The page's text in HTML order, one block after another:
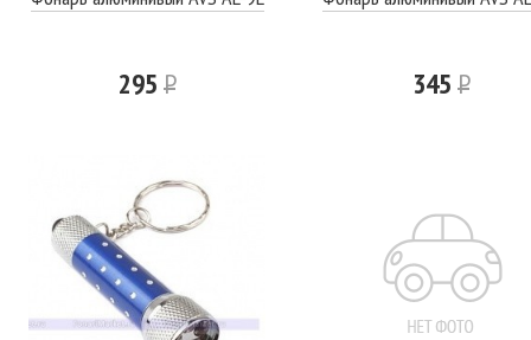
295Р 345Р